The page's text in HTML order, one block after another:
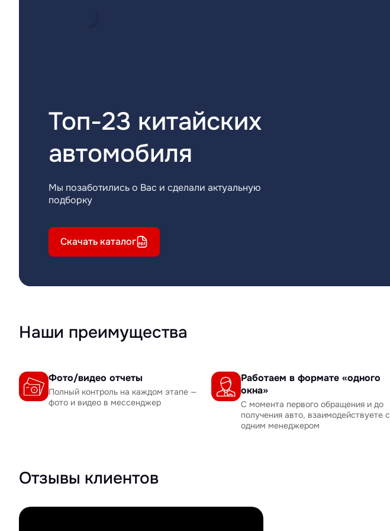
Топ-23 китайских
автомобиля
Мы позаботились о Вас и сделали актуальную
подборку
Скачать каталог
Наши преимущества
Фото/видео отчеты
Полный контроль на каждом этапе —
фото и видео в мессенджер
Работаем в формате «одного
окна»
С момента первого обращения и до
получения авто, взаимодействуете с
одним менеджером
Отзывы клиентов